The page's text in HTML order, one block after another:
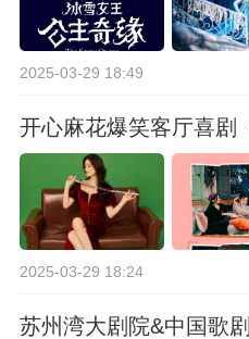
2025-03-29 18:49
开心麻花爆笑客厅喜剧
2025-03-29 18:24
苏州湾大剧院&中国歌